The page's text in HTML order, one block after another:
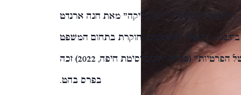
(הוצאת אפיק) יצא לאור ב־2024. תרגומה ל"משברי הרפובליקה" מאת חנה ארנדט
(הקיבוץ המאוחד) יצא לאור ב־2023. דוקטור למשפטים וחוקרת בתחום המשפט
והטכנולוגיה. ספרה "הפוליטיקה של הפרטיות" (פרדס ואוניברסיטת חיפה, 2022) זכה
בפרס בהט.